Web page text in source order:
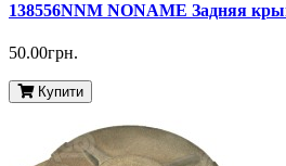
138556NNM NONAME Задняя
50.00грн.
Купити